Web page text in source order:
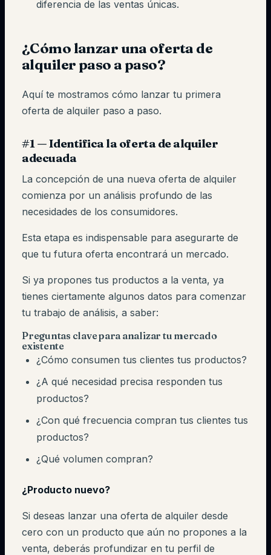
diferencia de las ventas únicas.
¿Cómo lanzar una oferta de
alquiler paso a paso?
Aquí te mostramos cómo lanzar tu primera
oferta de alquiler paso a paso.
#1 — Identifica la oferta de alquiler
adecuada
La concepción de una nueva oferta de alquiler
comienza por un análisis profundo de las
necesidades de los consumidores.
Esta etapa es indispensable para asegurarte de
que tu futura oferta encontrará un mercado.
Si ya propones tus productos a la venta, ya
tienes ciertamente algunos datos para comenzar
tu trabajo de análisis, a saber:
Preguntas clave para analizar tu mercado
existente
¿Cómo consumen tus clientes tus productos?
¿A qué necesidad precisa responden tus
productos?
¿Con qué frecuencia compran tus clientes tus
productos?
¿Qué volumen compran?
¿Producto nuevo?
Si deseas lanzar una oferta de alquiler desde
cero con un producto que aún no propones a la
venta, deberás profundizar en tu perfil de